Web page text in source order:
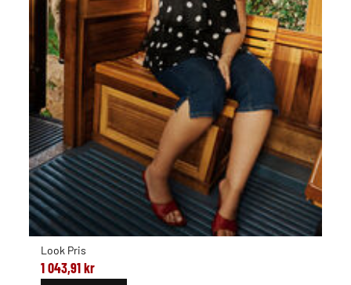
Look Pris
1 043,91 kr